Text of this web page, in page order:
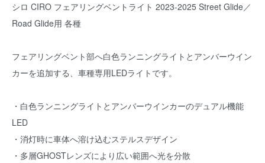
シロ CIRO フェアリングベントライト 2023-2025 Street Glide／
Road Glide用 各種
フェアリングベント部へ白色ランニングライトとアンバーウイン
カーを追加する、車種専用LEDライトです。
・白色ランニングライトとアンバーウインカーのデュアル機能
LED
・消灯時に車体へ溶け込むステルスデザイン
・多層GHOSTレンズにより広い範囲へ光を分散